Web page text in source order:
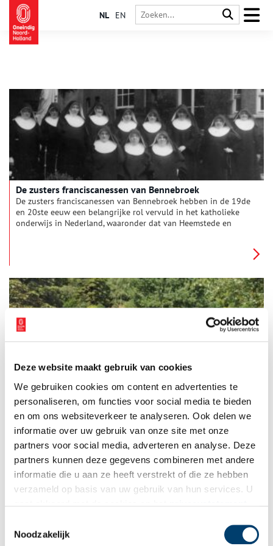
Deze website maakt gebruik van cookies
We gebruiken cookies om content en advertenties te
personaliseren, om functies voor social media te bieden
en om ons websiteverkeer te analyseren. Ook delen we
informatie over uw gebruik van onze site met onze
partners voor social media, adverteren en analyse. Deze
partners kunnen deze gegevens combineren met andere
informatie die u aan ze heeft verstrekt of die ze hebben
verzameld op basis van uw gebruik van hun services. U
Noodzakelijk
NL EN
De zusters franciscanessen van Bennebroek
De zusters franciscanessen van Bennebroek hebben in de 19de
en 20ste eeuw een belangrijke rol vervuld in het katholieke
onderwijs in Nederland, waaronder dat van Heemstede en
Een begraafplaats die de naam draagt ‘Huis Te Vraag’: dat moet
een bijzondere plek zijn. Dat is het ook, daar aan de Schinkel
in Amsterdam-West. In het stuk bos aan de Rijnsburgstraat
verwacht je geen dodenakker.